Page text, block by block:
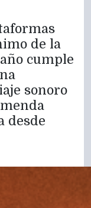
de la
cumple
sonoro
desde